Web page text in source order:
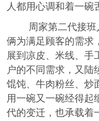
人都用心调和着一碗
周家第二代接班
俩为满足顾客的需求，
展到凉皮、米线、手
户的不同需求，又陆
馄饨、牛肉粉丝、炒
用一碗又一碗经得起
代的变迁，也承载着